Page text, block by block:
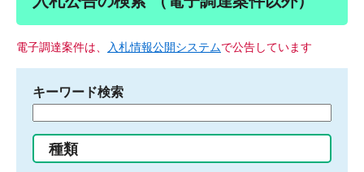
電子調達案件は、 入札情報公開システムで公告しています
キーワード検索
る
種類